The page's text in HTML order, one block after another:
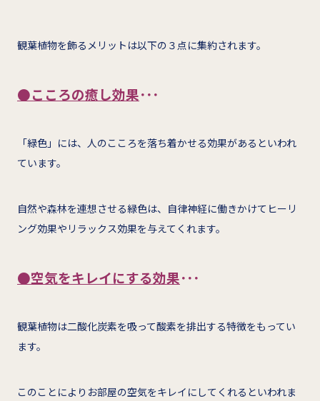
観葉植物を飾るメリットは以下の３点に集約されます。
●こころの癒し効果･･･
「緑色」には、人のこころを落ち着かせる効果があるといわれ
ています。
自然や森林を連想させる緑色は、自律神経に働きかけてヒーリ
ング効果やリラックス効果を与えてくれます。
●空気をキレイにする効果･･･
観葉植物は二酸化炭素を吸って酸素を排出する特徴をもってい
ます。
このことによりお部屋の空気をキレイにしてくれるといわれま